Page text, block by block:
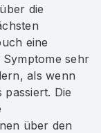
die
eine
sehr
als wenn
Die
über den